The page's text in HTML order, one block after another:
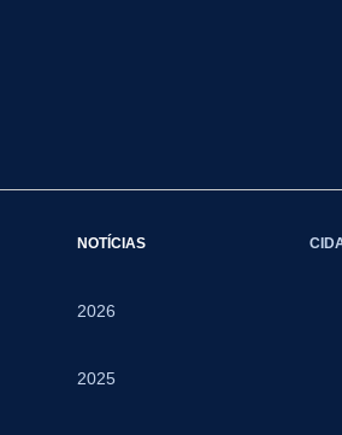
NOTÍCIAS
2026
2025